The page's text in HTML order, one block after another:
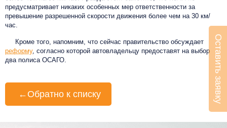
предусматривает никаких особенных мер ответственности за
превышение разрешенной скорости движения более чем на 30 км/
час.
Кроме того, напомним, что сейчас правительство обсуждает
реформу, согласно которой автовладельцу предоставят на выбор
два полиса ОСАГО.
← Обратно к списку Оставить заявку